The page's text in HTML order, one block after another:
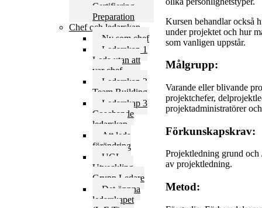
Certifiering
Preparation
Chef och ledarskap
Ny som chef
Ledarskap 1
Leda utan att
var chef
Ledarskap 2
Team Building
Ledarskap 3
Coachande
ledarskap
Att leda
förändring
UGL –
Utveckling
Grupp Ledare
Det öppna
ledarskapet
Kursen behandlar också
under projektet och hur
som vanligen uppstår.
Målgrupp:
Varande eller blivande
projektchefer,
projektadministratörer
Förkunskapskrav:
Projektledning grund och
av projektledning.
Metod: